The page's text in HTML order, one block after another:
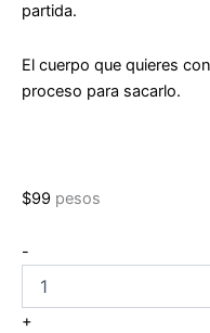
partida.
El cuerpo que quieres
proceso para sacarlo.
$99 pesos
-
TOTAL
de
Juan
+